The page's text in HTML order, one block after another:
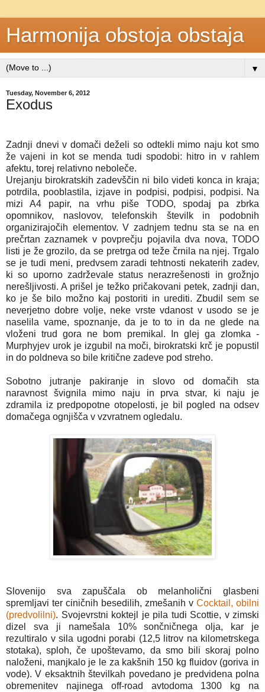
Harmonija obstoja obstaja
▼
Tuesday, November 6, 2012
Exodus
Zadnji dnevi v domači deželi so odtekli mimo naju kot smo
že vajeni in kot se menda tudi spodobi: hitro in v rahlem
afektu, torej relativno neboleče.
Urejanju birokratskih zadevščin ni bilo videti konca in kraja;
potrdila, pooblastila, izjave in podpisi, podpisi, podpisi. Na
mizi A4 papir, na vrhu piše TODO, spodaj pa zbrka
opomnikov, naslovov, telefonskih številk in podobnih
organizirajočih elementov. V zadnjem tednu sta se na en
prečrtan zaznamek v povprečju pojavila dva nova, TODO
listi je že grozilo, da se pretrga od teže črnila na njej. Trgalo
se je tudi meni, predvsem zaradi tehtnosti nekaterih zadev,
ki so uporno zadrževale status nerazrešenosti in grožnjo
nerešljivosti. A prišel je težko pričakovani petek, zadnji dan,
ko je še bilo možno kaj postoriti in urediti. Zbudil sem se
neverjetno dobre volje, neke vrste vdanost v usodo se je
naselila vame, spoznanje, da je to to in da ne glede na
vloženi trud gora ne bom premikal. In glej ga zlomka -
Murphyjev urok je izgubil na moči, birokratski krč je popustil
in do poldneva so bile kritične zadeve pod streho.
Sobotno jutranje pakiranje in slovo od domačih sta
naravnost švignila mimo naju in prva stvar, ki naju je
zdramila iz predpopotne otopelosti, je bil pogled na odsev
domačega ognjišča v vzvratnem ogledalu.
Slovenijo sva zapuščala ob melanholični glasbeni
spremljavi ter ciničnih besedilih, zmešanih v Cocktail, obilni
(predvolilni). Svojevrstni koktejl je pila tudi Scottie, v zimski
dizel sva ji namešala 10% sončničnega olja, kar je
rezultiralo v sila ugodni porabi (12,5 litrov na kilometrskega
stotaka), sploh, če upoštevamo, da smo bili skoraj polno
naloženi, manjkalo je le za kakšnih 150 kg fluidov (goriva in
vode). V eksaktnih številkah povedano je predvidena polna
obremenitev najinega off-road avtodoma 1300 kg na